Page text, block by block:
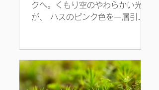
クへ。くもり空のやわらかい光
が、 ハスのピンク色を一層引き